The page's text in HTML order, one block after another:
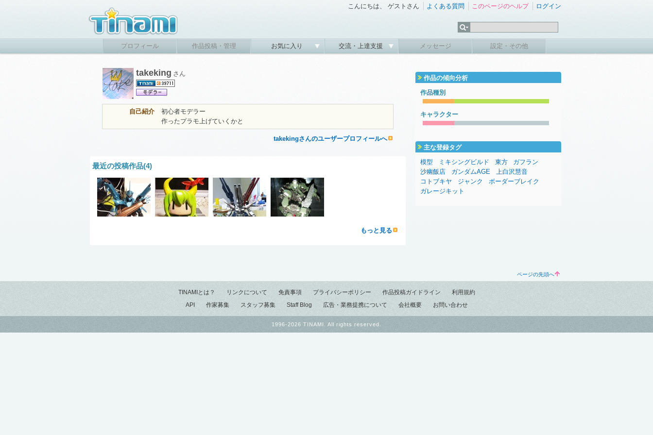
こんにちは、 ゲストさん よくある質問 このページのヘルプ ログイン
プロフィール 作品投稿・管理 お気に入り 交流・上達支援 メッセージ 設定・その他
takeking さん
自己紹介
初心者モデラー
作ったプラモ上げていくかと
takekingさんのユーザープロフィールへ
最近の投稿作品(4)
もっと見る
作品の傾向分析
作品種別
キャラクター
主な登録タグ
模型
ミキシングビルド 東方
ガフラン
沙幽飯店
ガンダムAGE
上白沢慧音
コトブキヤ
ジャンク
ボーダーブレイク
ガレージキット
ページの先頭へ
TINAMIとは？ リンクについて 免責事項 プライバシーポリシー 作品投稿ガイドライン
利用規約
API
作家募集 スタッフ募集 Staff Blog 広告・業務提携について 会社概要 お問い合わせ
1996-2026 TINAMI. All rights reserved.